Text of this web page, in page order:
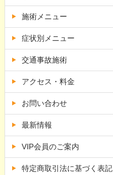
施術メニュー
症状別メニュー
交通事故施術
アクセス・料金
お問い合わせ
最新情報
VIP会員のご案内
特定商取引法に基づく表記